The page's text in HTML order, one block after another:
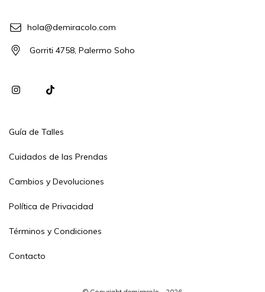
hola@demiracolo.com
Gorriti 4758, Palermo Soho
Guía de Talles
Cuidados de las Prendas
Cambios y Devoluciones
Política de Privacidad
Términos y Condiciones
Contacto